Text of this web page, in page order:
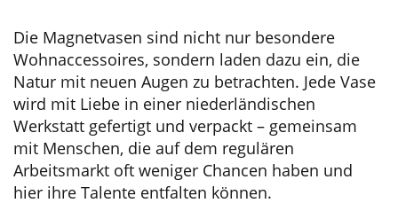
Die Magnetvasen sind nicht nur besondere
Wohnaccessoires, sondern laden dazu ein, die
Natur mit neuen Augen zu betrachten. Jede Vase
wird mit Liebe in einer niederländischen
Werkstatt gefertigt und verpackt – gemeinsam
mit Menschen, die auf dem regulären
Arbeitsmarkt oft weniger Chancen haben und
hier ihre Talente entfalten können.